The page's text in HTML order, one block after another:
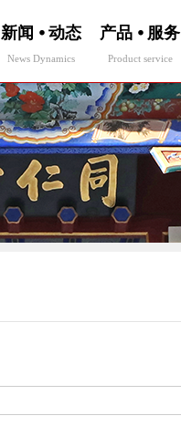
新闻 ⦁ 动态
News Dynamics
产品 ⦁ 服务
Product service